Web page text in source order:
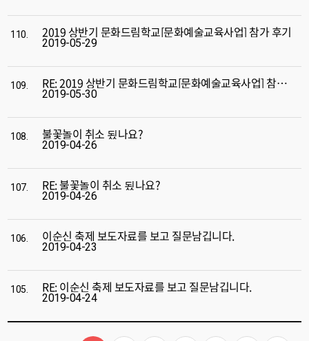
110. 2019 상반기 문화드림학교[문화예술교육사업] 참가 후기
2019-05-29
109. RE: 2019 상반기 문화드림학교[문화예술교육사업] 참가 후기
2019-05-30
108. 불꽃놀이 취소 됬나요?
2019-04-26
107. RE: 불꽃놀이 취소 됬나요?
2019-04-26
106. 이순신 축제 보도자료를 보고 질문남깁니다.
2019-04-23
105. RE: 이순신 축제 보도자료를 보고 질문남깁니다.
2019-04-24